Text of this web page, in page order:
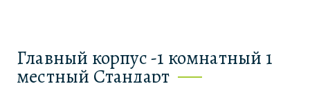
Главный корпус -1 комнатный 1
местный Стандарт